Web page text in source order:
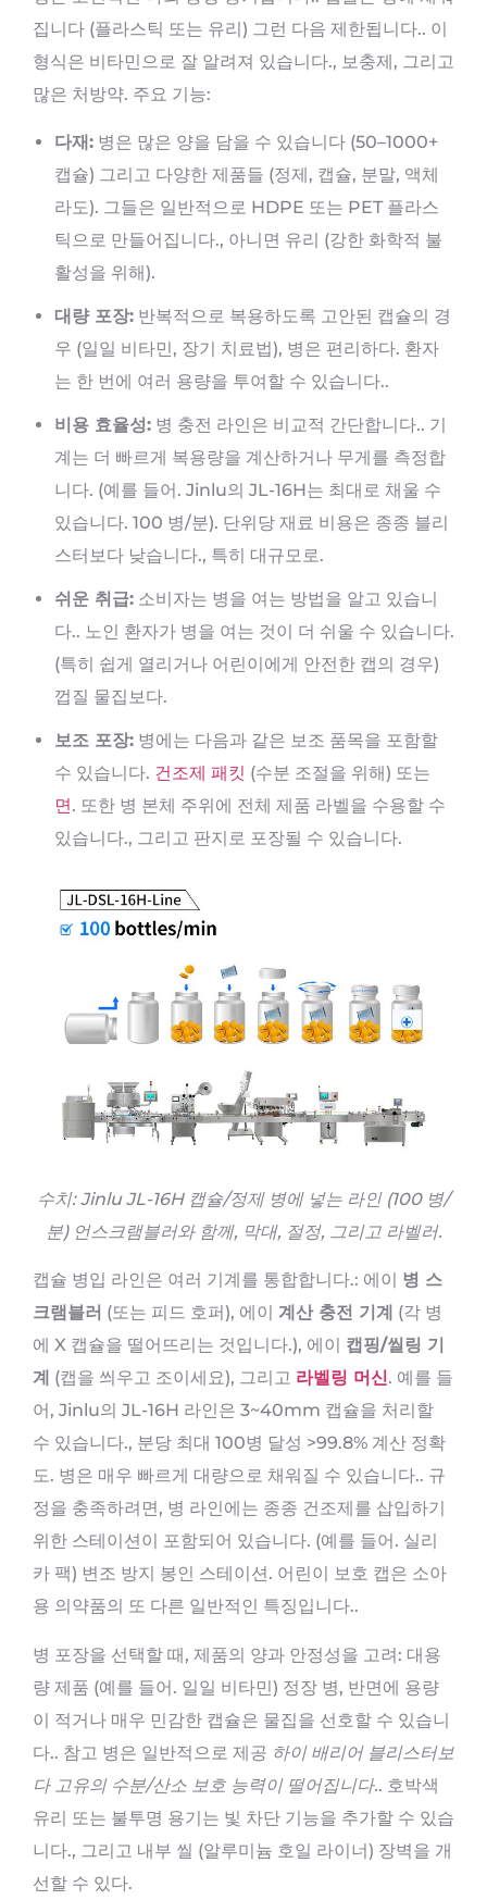
집니다 (플라스틱 또는 유리) 그런 다음 제한됩니다.. 이
형식은 비타민으로 잘 알려져 있습니다., 보충제, 그리고
많은 처방약. 주요 기능:
다재: 병은 많은 양을 담을 수 있습니다 (50–1000+
캡슐) 그리고 다양한 제품들 (정제, 캡슐, 분말, 액체
라도). 그들은 일반적으로 HDPE 또는 PET 플라스
틱으로 만들어집니다., 아니면 유리 (강한 화학적 불
활성을 위해).
대량 포장: 반복적으로 복용하도록 고안된 캡슐의 경
우 (일일 비타민, 장기 치료법), 병은 편리하다. 환자
는 한 번에 여러 용량을 투여할 수 있습니다..
비용 효율성: 병 충전 라인은 비교적 간단합니다.. 기
계는 더 빠르게 복용량을 계산하거나 무게를 측정합
니다. (예를 들어. Jinlu의 JL-16H는 최대로 채울 수
있습니다. 100 병/분). 단위당 재료 비용은 종종 블리
스터보다 낮습니다., 특히 대규모로.
쉬운 취급: 소비자는 병을 여는 방법을 알고 있습니
다.. 노인 환자가 병을 여는 것이 더 쉬울 수 있습니다.
(특히 쉽게 열리거나 어린이에게 안전한 캡의 경우)
껍질 물집보다.
보조 포장: 병에는 다음과 같은 보조 품목을 포함할
수 있습니다. 건조제 패킷 (수분 조절을 위해) 또는
면. 또한 병 본체 주위에 전체 제품 라벨을 수용할 수
있습니다., 그리고 판지로 포장될 수 있습니다.
수치: Jinlu JL-16H 캡슐/정제 병에 넣는 라인 (100 병/
분) 언스크램블러와 함께, 막대, 절정, 그리고 라벨러.
캡슐 병입 라인은 여러 기계를 통합합니다.: 에이 병 스
크램블러 (또는 피드 호퍼), 에이 계산 충전 기계 (각 병
에 X 캡슐을 떨어뜨리는 것입니다.), 에이 캡핑/씰링 기
계 (캡을 씌우고 조이세요), 그리고 라벨링 머신. 예를 들
어, Jinlu의 JL-16H 라인은 3~40mm 캡슐을 처리할
수 있습니다., 분당 최대 100병 달성 >99.8% 계산 정확
도. 병은 매우 빠르게 대량으로 채워질 수 있습니다.. 규
정을 충족하려면, 병 라인에는 종종 건조제를 삽입하기
위한 스테이션이 포함되어 있습니다. (예를 들어. 실리
카 팩) 변조 방지 봉인 스테이션. 어린이 보호 캡은 소아
용 의약품의 또 다른 일반적인 특징입니다..
병 포장을 선택할 때, 제품의 양과 안정성을 고려: 대용
량 제품 (예를 들어. 일일 비타민) 정장 병, 반면에 용량
이 적거나 매우 민감한 캡슐은 물집을 선호할 수 있습니
다.. 참고 병은 일반적으로 제공 하이 배리어 블리스터보
다 고유의 수분/산소 보호 능력이 떨어집니다.. 호박색
유리 또는 불투명 용기는 빛 차단 기능을 추가할 수 있습
니다., 그리고 내부 씰 (알루미늄 호일 라이너) 장벽을 개
선할 수 있다.